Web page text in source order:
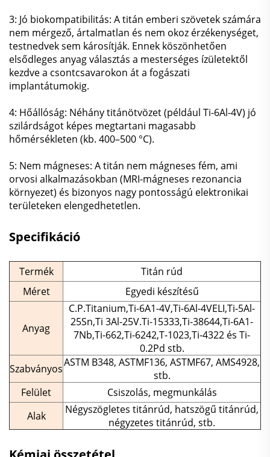
3: Jó biokompatibilitás: A titán emberi szövetek számára
nem mérgező, ártalmatlan és nem okoz érzékenységet,
testnedvek sem károsítják. Ennek köszönhetően
elsődleges anyag választás a mesterséges ízületektől
kezdve a csontcsavarokon át a fogászati
implantátumokig.
4: Hőállóság: Néhány titánötvözet (például Ti-6Al-4V) jó
szilárdságot képes megtartani magasabb
hőmérsékleten (kb. 400–500 °C).
5: Nem mágneses: A titán nem mágneses fém, ami
orvosi alkalmazásokban (MRI-mágneses rezonancia
környezet) és bizonyos nagy pontosságú elektronikai
területeken elengedhetetlen.
Specifikáció
Termék
Titán rúd
Méret
Egyedi készítésű
Anyag
C.P.Titanium,Ti-6A1-4V,Ti-6Al-4VELI,Ti-5Al-
25Sn,Ti 3Al-25V.Ti-15333,Ti-38644,Ti-6A1-
7Nb,Ti-662,Ti-6242,T-1023,Ti-4322 és Ti-
0.2Pd stb.
SzabványosASTM B348, ASTMF136, ASTMF67, AMS4928,
stb.
Felület
Csiszolás, megmunkálás
Alak
Négyszögletes titánrúd, hatszögű titánrúd,
négyzetes titánrúd, stb.